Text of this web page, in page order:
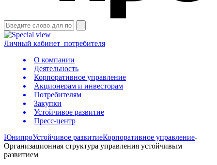
Личный кабинет потребителя
О компании
Деятельность
Корпоративное управление
Акционерам и инвесторам
Потребителям
Закупки
Устойчивое развитие
Пресс-центр
ЮнипроУстойчивое развитиеКорпоративное управление-
Организационная структура управления устойчивым
развитием